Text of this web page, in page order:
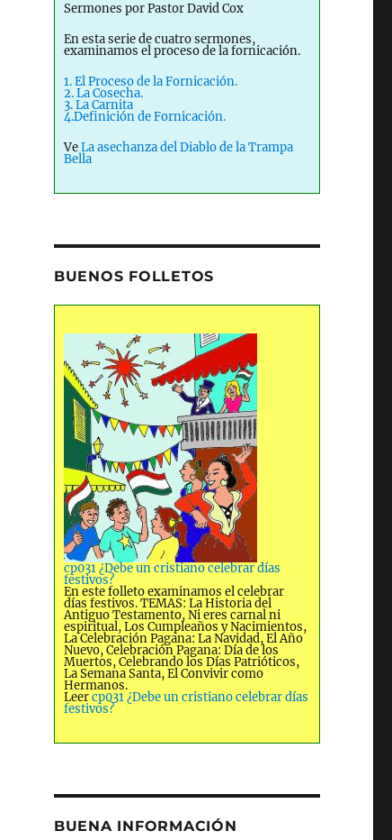
Sermones por Pastor David Cox
En esta serie de cuatro sermones,
examinamos el proceso de la fornicación.
1. El Proceso de la Fornicación.
2. La Cosecha.
3. La Carnita
4.Definición de Fornicación.
VeLa asechanza del Diablo de la Trampa
Bella
BUENOS FOLLETOS
cp031 ¿Debe un cristiano celebrar días
festivos?
En este folleto examinamos el celebrar
días festivos. TEMAS: La Historia del
Antiguo Testamento, Ni eres carnal ni
espiritual, Los Cumpleaños y Nacimientos,
La Celebración Pagana: La Navidad, El Año
Nuevo, Celebración Pagana: Día de los
Muertos, Celebrando los Días Patrióticos,
La Semana Santa, El Convivir como
Hermanos.
Leercp031 ¿Debe un cristiano celebrar días
festivos?
BUENA INFORMACIÓN